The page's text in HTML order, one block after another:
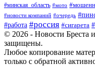
#минская_область #мото
#новости компаний #очередь
#работа #россия #сигарета
© 2026 - Новости Бреста
защищены.
Любое копирование
только с обратной